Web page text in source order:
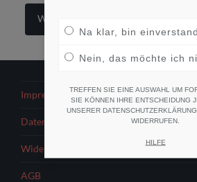
Weiterlesen
Impressum
Datenschutzerklärung
Widerrufsbelehrung
AGB
Na klar, bin
Nein, das möchte ich
TREFFEN SIE EINE AUSWAHL UM
SIE KÖNNEN IHRE ENTSCHEIDUNG
UNSERER
WIDERRUFEN.
HILFE